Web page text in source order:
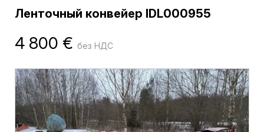
Ленточный конвейер IDL000955
4 800 € без НДС